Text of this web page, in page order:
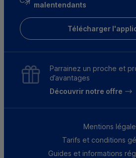
malentendants
Télécharger
Parrainez un proche et
d’avantages
Découvrir notre offre
Mentions
Tarifs et conditions
Guides et informations